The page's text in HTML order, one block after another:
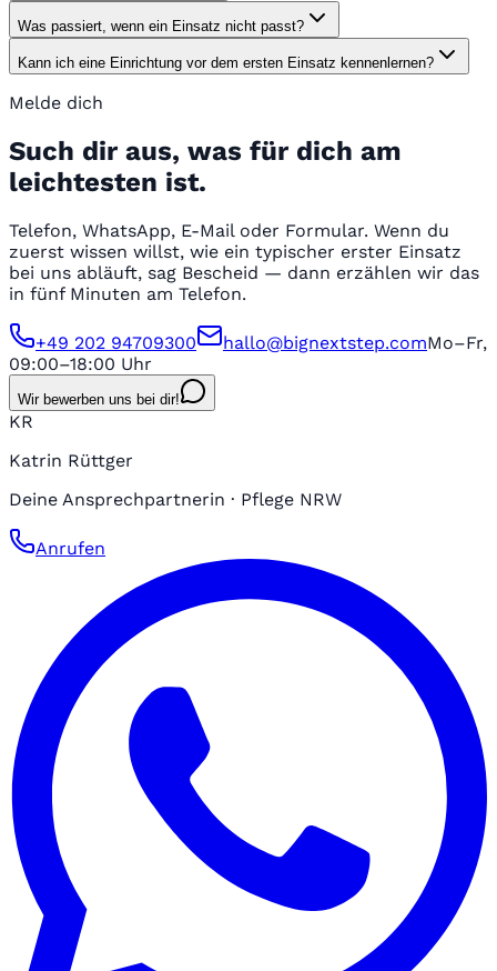
Was passiert, wenn ein Einsatz nicht passt?
Kann ich eine Einrichtung vor dem ersten Einsatz kennenlernen?
Melde dich
Such dir aus, was für dich am
leichtesten ist.
Telefon, WhatsApp, E-Mail oder Formular. Wenn du
zuerst wissen willst, wie ein typischer erster Einsatz
bei uns abläuft, sag Bescheid — dann erzählen wir das
in fünf Minuten am Telefon.
+49 202 94709300 hallo@bignextstep.comMo–Fr,
09:00–18:00 Uhr
Wir bewerben uns bei dir!
KR
Katrin Rüttger
Deine Ansprechpartnerin · Pflege NRW
Anrufen